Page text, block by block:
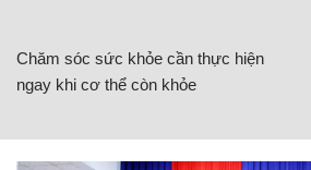
Chăm sóc sức khỏe cần thực hiện
ngay khi cơ thể còn khỏe